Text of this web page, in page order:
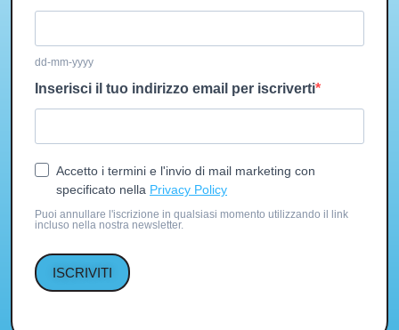
dd-mm-yyyy
Inserisci il tuo indirizzo email per iscriverti
Accetto i termini e l'invio di mail marketing con
specificato nella Privacy Policy
Puoi annullare l'iscrizione in qualsiasi momento utilizzando il link
incluso nella nostra newsletter.
ISCRIVITI